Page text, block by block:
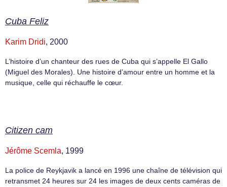
Cuba Feliz
Karim Dridi, 2000
L’histoire d’un chanteur des rues de Cuba qui s’appelle El Gallo
(Miguel des Morales). Une histoire d’amour entre un homme et la
musique, celle qui réchauffe le cœur.
Citizen cam
Jérôme Scemla, 1999
La police de Reykjavik a lancé en 1996 une chaîne de télévision qui
retransmet 24 heures sur 24 les images de deux cents caméras de